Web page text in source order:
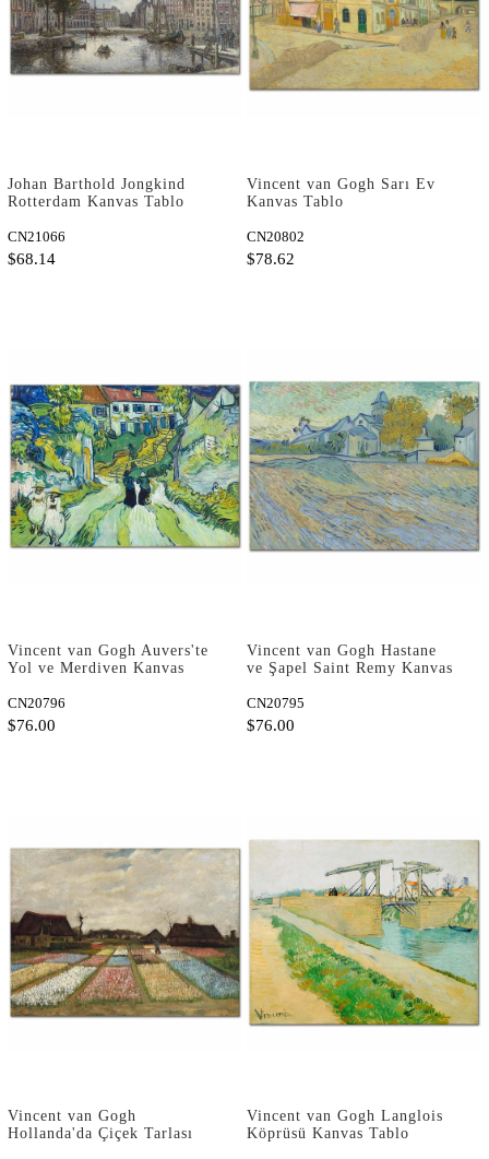
Johan Barthold Jongkind
Rotterdam Kanvas Tablo
CN21066
$68.14
Vincent van Gogh Sarı Ev
Kanvas Tablo
CN20802
$78.62
Vincent van Gogh Auvers'te
Yol ve Merdiven Kanvas
CN20796
$76.00
Vincent van Gogh Hastane
ve Şapel Saint Remy Kanvas
CN20795
$76.00
Vincent van Gogh
Hollanda'da Çiçek Tarlası
Vincent van Gogh Langlois
Köprüsü Kanvas Tablo